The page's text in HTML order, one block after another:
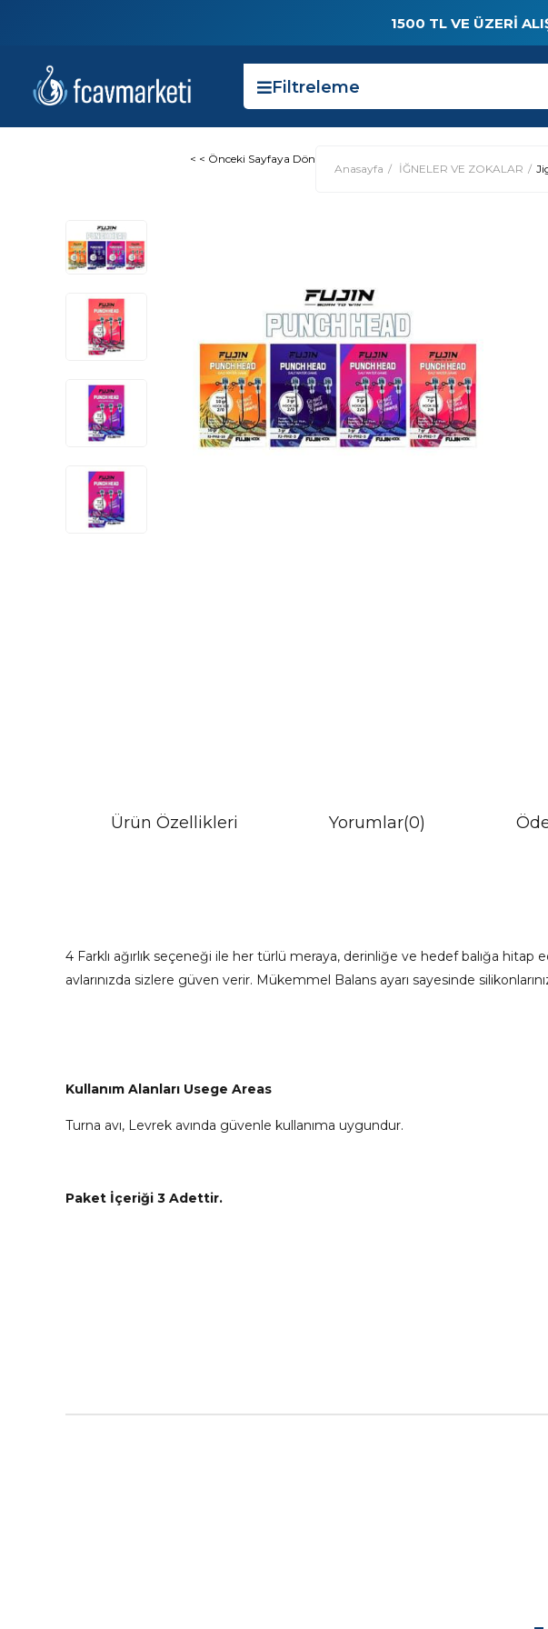
1500 TL VE ÜZERI
Filtreleme
Anasayfa İĞNELER VE ZOKALAR
< < Önceki Sayfaya Dön
Ürün Özellikleri Yorumlar(0)
4 Farklı ağırlık seçeneği ile her türlü meraya, derinliğe ve hedef balığa hitap
avlarınızda sizlere güven verir. Mükemmel Balans ayarı sayesinde
Kullanım Alanları Usege Areas
Turna avı, Levrek avında güvenle kullanıma uygundur.
Paket İçeriği 3 Adettir.